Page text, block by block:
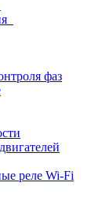
фаз
реле Wi-Fi